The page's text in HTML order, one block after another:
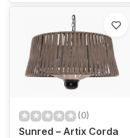
(0)
Sunred – Artix Corda